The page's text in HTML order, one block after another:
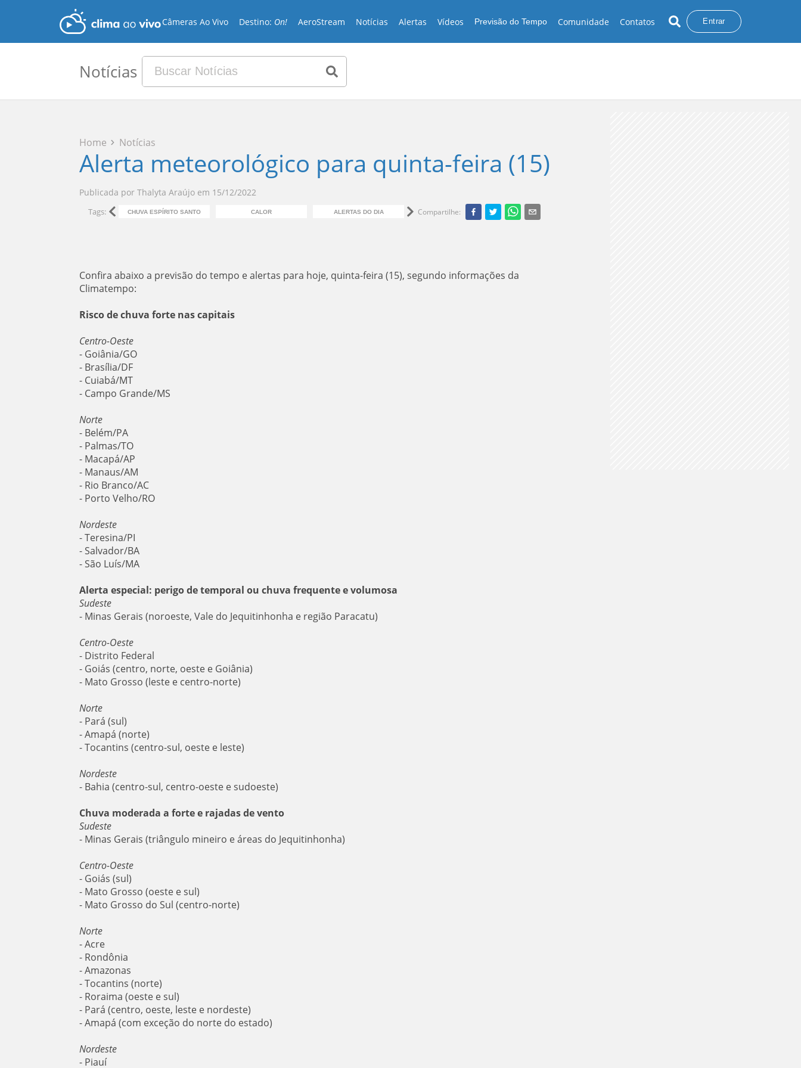
Câmeras Ao Vivo Destino: On! AeroStream Notícias Alertas Vídeos Previsão do Tempo Comunidade Contatos Entrar
Notícias
Home Notícias
Alerta meteorológico para quinta-feira (15)
Publicada por Thalyta Araújo em 15/12/2022
Tags: CHUVA ESPÍRITO SANTO CALOR ALERTAS DO DIA CHUVA EM MG CHUVA INTENSA
Compartilhe:
Confira abaixo a previsão do tempo e alertas para hoje, quinta-feira (15), segundo informações da
Climatempo:
Risco de chuva forte nas capitais
Centro-Oeste
- Goiânia/GO
- Brasília/DF
- Cuiabá/MT
- Campo Grande/MS
Norte
- Belém/PA
- Palmas/TO
- Macapá/AP
- Manaus/AM
- Rio Branco/AC
- Porto Velho/RO
Nordeste
- Teresina/PI
- Salvador/BA
- São Luís/MA
Alerta especial: perigo de temporal ou chuva frequente e volumosa
Sudeste
- Minas Gerais (noroeste, Vale do Jequitinhonha e região Paracatu)
Centro-Oeste
- Distrito Federal
- Goiás (centro, norte, oeste e Goiânia)
- Mato Grosso (leste e centro-norte)
Norte
- Pará (sul)
- Amapá (norte)
- Tocantins (centro-sul, oeste e leste)
Nordeste
- Bahia (centro-sul, centro-oeste e sudoeste)
Chuva moderada a forte e rajadas de vento
Sudeste
- Minas Gerais (triângulo mineiro e áreas do Jequitinhonha)
Centro-Oeste
- Goiás (sul)
- Mato Grosso (oeste e sul)
- Mato Grosso do Sul (centro-norte)
Norte
- Acre
- Rondônia
- Amazonas
- Tocantins (norte)
- Roraima (oeste e sul)
- Pará (centro, oeste, leste e nordeste)
- Amapá (com exceção do norte do estado)
Nordeste
- Piauí